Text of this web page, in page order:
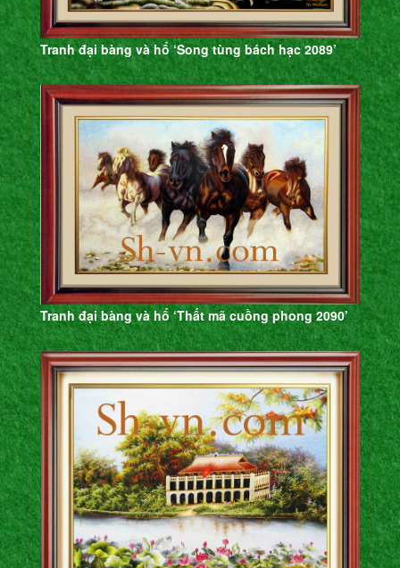
Tranh đại bàng và hổ ‘Song tùng bách hạc 2089’
Tranh đại bàng và hổ ‘Thất mã cuồng phong 2090’